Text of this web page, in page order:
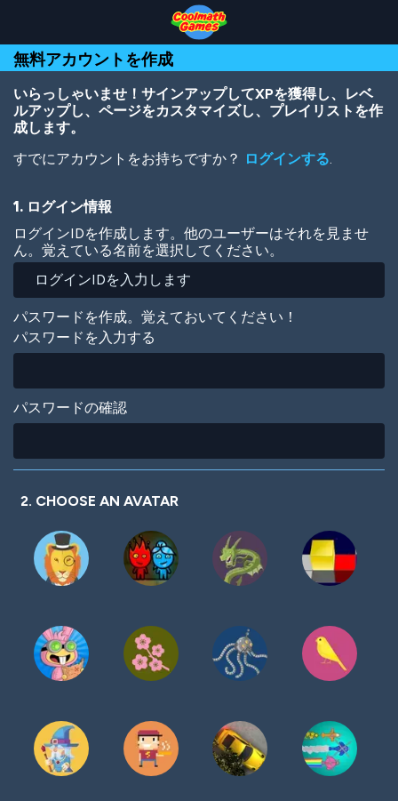
Top
of
Page
Navigation
Main
Content
Footer
ン
コ
ン
移
無料アカウントを作成
いらっしゃいませ！サインアップしてXPを獲得し、レベ
ルアップし、ページをカスタマイズし、プレイリストを作
成します。
すでにアカウントをお持ちですか？ ログインする.
1. ログイン情報
ログインIDを作成します。他のユーザーはそれを見ませ
ん。覚えている名前を選択してください。
パスワードを作成。覚えておいてください！
パスワードを入力する
パスワードの確認
2. CHOOSE AN AVATAR